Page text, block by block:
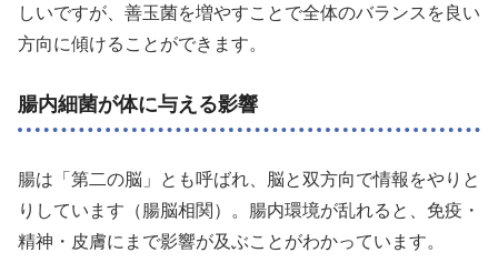
しいですが、善玉菌を増やすことで全体のバランスを良い
方向に傾けることができます。
腸内細菌が体に与える影響
腸は「第二の脳」とも呼ばれ、脳と双方向で情報をやりと
りしています（腸脳相関）。腸内環境が乱れると、免疫・
精神・皮膚にまで影響が及ぶことがわかっています。